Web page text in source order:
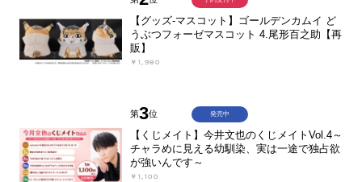
【グッズ-マスコット】ゴールデンカムイ ど
うぶつフォーゼマスコット 4.尾形百之助【再
販】
￥1,980
第3位
【くじメイト】今井文也のくじメイトVol.4～
チャラめに見える幼馴染、実は一途で独占欲
が強いんです～
￥1,100
発売中